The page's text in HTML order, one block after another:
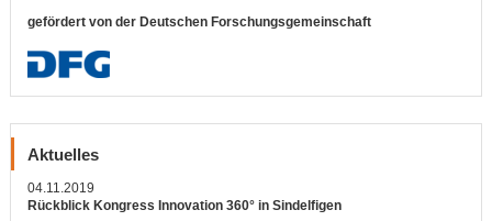
gefördert von der Deutschen Forschungsgemeinschaft
Aktuelles
04.11.2019
Rückblick Kongress Innovation 360° in Sindelfigen